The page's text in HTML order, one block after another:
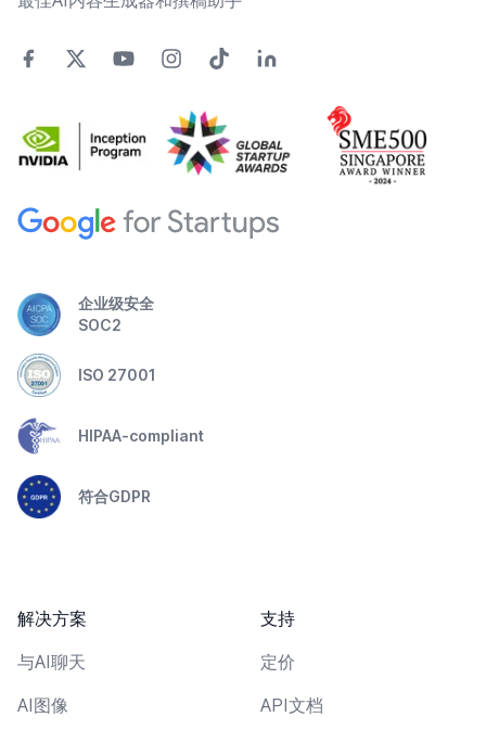
企业级安全
SOC2
ISO 27001
HIPAA-compliant
符合GDPR
解决方案
与AI聊天
AI图像
支持
定价
API文档